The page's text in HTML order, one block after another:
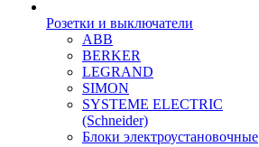
Розетки и выключатели
ABB
BERKER
LEGRAND
SIMON
SYSTEME ELECTRIC
(Schneider)
Блоки электроустановочные